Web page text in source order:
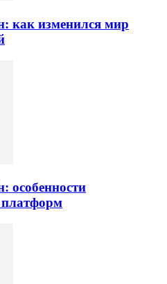
как изменился мир
особенности